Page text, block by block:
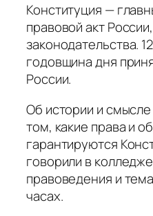
Конституция —
правовой акт
законодательства.
годовщина дня
России.
Об истории и
том, какие права и
гарантируются
говорили в
правоведения и
часах.